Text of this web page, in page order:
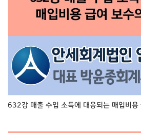
632강 매출 수입 소득에 대응되는 매입비용